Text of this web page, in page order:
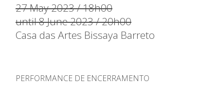
27 May 2023 / 18h00
until 8 June 2023 / 20h00
Casa das Artes Bissaya Barreto
PERFORMANCE DE ENCERRAMENTO